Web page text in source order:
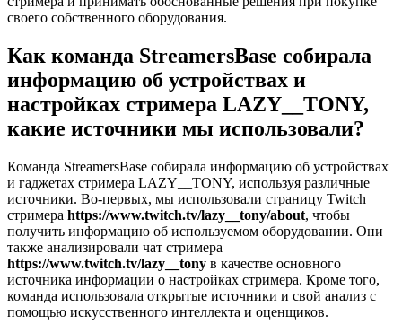
своего собственного оборудования.
Как команда StreamersBase собирала
информацию об устройствах и
настройках стримера LAZY__TONY,
какие источники мы использовали?
Команда StreamersBase собирала информацию об устройствах
и гаджетах стримера LAZY__TONY, используя различные
источники. Во-первых, мы использовали страницу Twitch
стримера https://www.twitch.tv/lazy__tony/about, чтобы
получить информацию об используемом оборудовании. Они
также анализировали чат стримера
https://www.twitch.tv/lazy__tony в качестве основного
источника информации о настройках стримера. Кроме того,
команда использовала открытые источники и свой анализ с
помощью искусственного интеллекта и оценщиков.